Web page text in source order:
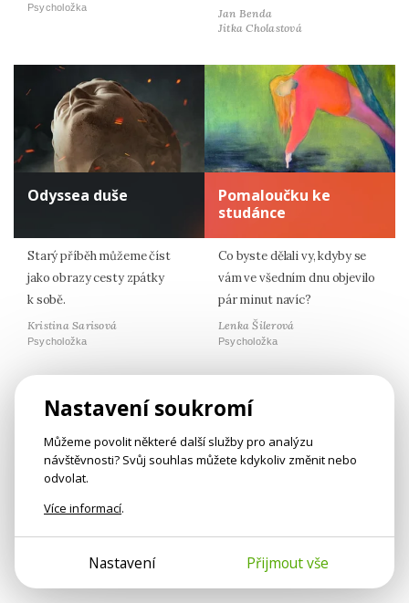
Psycholožka
Jan Benda
Jitka Cholastová
Odyssea duše
Starý příběh můžeme číst
jako obrazy cesty zpátky
k sobě.
Kristina Sarisová
Psycholožka
Pomaloučku ke
studánce
Co byste dělali vy, kdyby se
vám ve všedním dnu objevilo
pár minut navíc?
Lenka Šilerová
Psycholožka
Nejlépe hodnocené články
Citáty z Psychologie.cz
Nastavení soukromí
Můžeme povolit některé další služby pro analýzu
návštěvnosti? Svůj souhlas můžete kdykoliv změnit nebo
odvolat.
Více informací.
Nastavení Přijmout vše